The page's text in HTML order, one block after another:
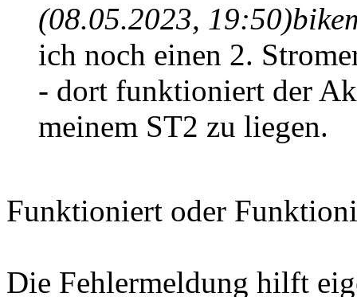
(08.05.2023, 19:50)
ich noch einen 2.
- dort funktioniert der
meinem ST2 zu liegen.
Funktioniert oder
Die Fehlermeldung hilft